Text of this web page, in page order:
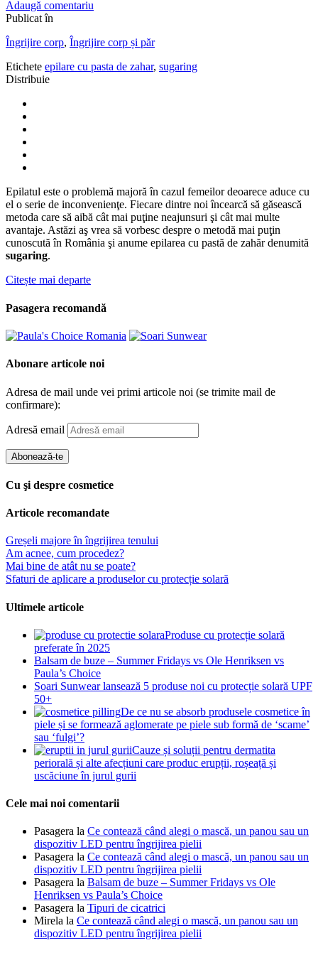
Adaugă comentariu
Publicat în
Îngrijire corp, Îngrijire corp și păr
Etichete epilare cu pasta de zahar, sugaring
Distribuie
Epilatul este o problemă majoră în cazul femeilor deoarece aduce cu
el o serie de inconvenienţe. Fiecare dintre noi încearcă să găsească
metoda care să aibă cât mai puţine neajunsuri şi cât mai multe
avantaje. Astăzi aş vrea să vorbesc despre o metodă mai puţin
cunoscută în România şi anume epilarea cu pastă de zahăr denumită
sugaring.
Citește mai departe
Pasagera recomandă
Abonare articole noi
Adresa de mail unde vei primi articole noi (se trimite mail de
confirmare):
Adresă email
Abonează-te
Cu şi despre cosmetice
Articole recomandate
Greșeli majore în îngrijirea tenului
Am acnee, cum procedez?
Mai bine de atât nu se poate?
Sfaturi de aplicare a produselor cu protecție solară
Ultimele articole
Produse cu protecție solară
preferate în 2025
Balsam de buze – Summer Fridays vs Ole Henriksen vs
Paula’s Choice
Soari Sunwear lansează 5 produse noi cu protecție solară UPF
50+
De ce nu se absorb produsele cosmetice în
piele și se formează aglomerate pe piele sub formă de ‘scame’
sau ‘fulgi’?
Cauze și soluții pentru dermatita
periorală și alte afecțiuni care produc erupții, roșeață și
uscăciune în jurul gurii
Cele mai noi comentarii
Pasagera la Ce contează când alegi o mască, un panou sau un
dispozitiv LED pentru îngrijirea pielii
Pasagera la Ce contează când alegi o mască, un panou sau un
dispozitiv LED pentru îngrijirea pielii
Pasagera la Balsam de buze – Summer Fridays vs Ole
Henriksen vs Paula’s Choice
Pasagera la Tipuri de cicatrici
Mirela la Ce contează când alegi o mască, un panou sau un
dispozitiv LED pentru îngrijirea pielii